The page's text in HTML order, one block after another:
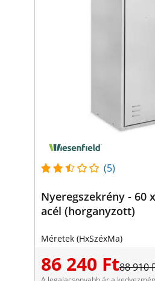
(5)
Nyeregszekrény - 60
acél (horganyzott)
Méretek (HxSzéxMa)
86 240 Ft88 910